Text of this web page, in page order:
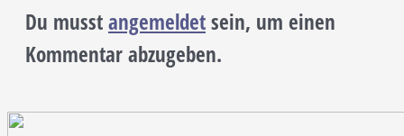
Du musstangemeldetsein, um einen
Kommentar abzugeben.